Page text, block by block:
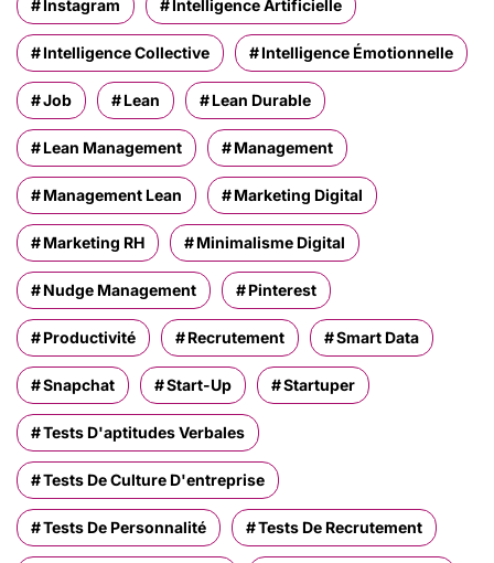
Instagram Intelligence Artificielle
Intelligence Collective Intelligence Émotionnelle
Job Lean Lean Durable
Lean Management Management
Management Lean Marketing Digital
Marketing RH Minimalisme Digital
Nudge Management Pinterest
Productivité Recrutement Smart Data
Snapchat Start-Up Startuper
Tests D'aptitudes Verbales
Tests De Culture D'entreprise
Tests De Personnalité Tests De Recrutement